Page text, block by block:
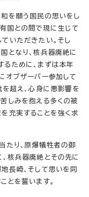
を願う国民の思いをし
国との間で現に生じて
いただきたい。そし
となり、核兵器廃絶に
ために、まずは本年
オブザーバー参加して
超え、心身に悪影響を
しみを抱える多くの被
充実することを強く求
たり、原爆犠牲者の御
核兵器廃絶とその先に
長崎、そして思いを同
とを誓います。